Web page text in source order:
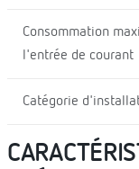
Consommation
l'entrée de courant
Catégorie